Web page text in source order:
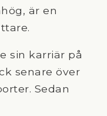
är en
sin karriär på
senare över
Sedan